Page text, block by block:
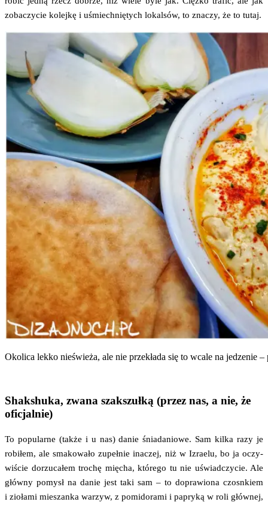
zoba­czy­cie kolej­kę i uśmiech­nię­tych lokal­sów, to zna­czy, że to tutaj.
Oko­li­ca lek­ko nie­świe­ża, ale nie prze­kła­da się to wca­le na jedze­nie
Shakshuka, zwana szakszułką (przez nas, a nie, że
oficjalnie)
To popu­lar­ne (tak­że i u nas) danie śnia­da­nio­we. Sam kil­ka razy je
robi­łem, ale sma­ko­wa­ło zupeł­nie ina­czej, niż w Izra­elu, bo ja oczy­
wi­ście dorzu­ca­łem tro­chę mię­cha, któ­re­go tu nie uświad­czy­cie. Ale
głów­ny pomysł na danie jest taki sam – to dopra­wio­na czosn­kiem
i zio­ła­mi mie­szan­ka warzyw, z pomi­do­ra­mi i papry­ką w roli głów­nej,